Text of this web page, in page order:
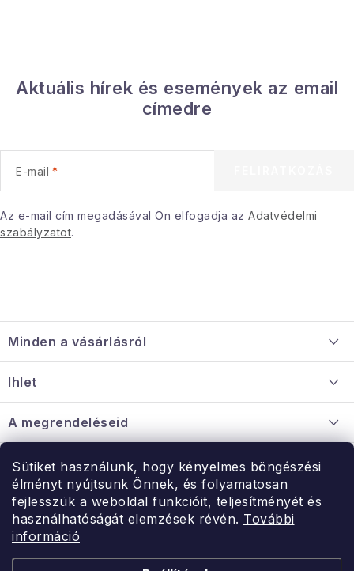
Sütiket használunk, hogy kényelmes böngészési
élményt nyújtsunk Önnek, és folyamatosan
fejlesszük a weboldal funkcióit, teljesítményét és
használhatóságát elemzések révén. További
információ
Aktuális hírek és események az email
címedre
E-mail
Az e-mail cím megadásával Ön elfogadja az Adatvédelmi
szabályzatot.
á
b
é
c
Minden a vásárlásról
Információ a mellékletről
Nagykereskedelmi együttműködés
Ihlet
A megrendeléseid
Érintkezés
Rendelésem
Érintkezés
Hé-Pé: 9:00-15:00
uzlet@modernvasarlas.hu